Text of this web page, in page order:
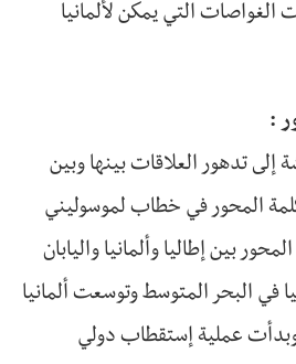
الغواصات التي يمكن لألمانيا
:
إلى تدهور العلاقات بينها وبين
المحور في خطاب لموسوليني
المحور بين إطاليا وألمانيا واليابان
في البحر المتوسط وتوسعت ألمانيا
عملية إستقطاب دولي